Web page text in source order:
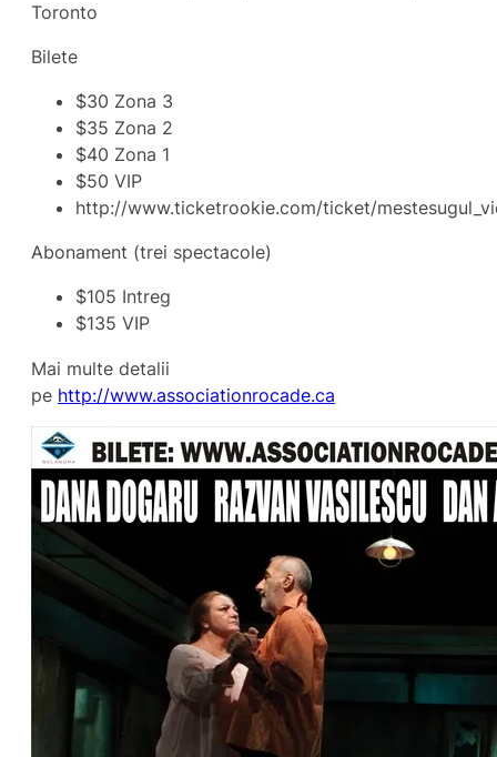
Toronto
Bilete
$30 Zona 3
$35 Zona 2
$40 Zona 1
$50 VIP
http://www.ticketrookie.com/ticket/
Abonament (trei spectacole)
$105 Intreg
$135 VIP
Mai multe detalii
pe http://www.associationrocade.ca